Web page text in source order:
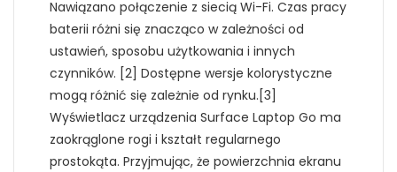
Nawiązano połączenie z siecią Wi-Fi. Czas pracy
baterii różni się znacząco w zależności od
ustawień, sposobu użytkowania i innych
czynników. [2] Dostępne wersje kolorystyczne
mogą różnić się zależnie od rynku.[3]
Wyświetlacz urządzenia Surface Laptop Go ma
zaokrąglone rogi i kształt regularnego
prostokąta. Przyjmując, że powierzchnia ekranu